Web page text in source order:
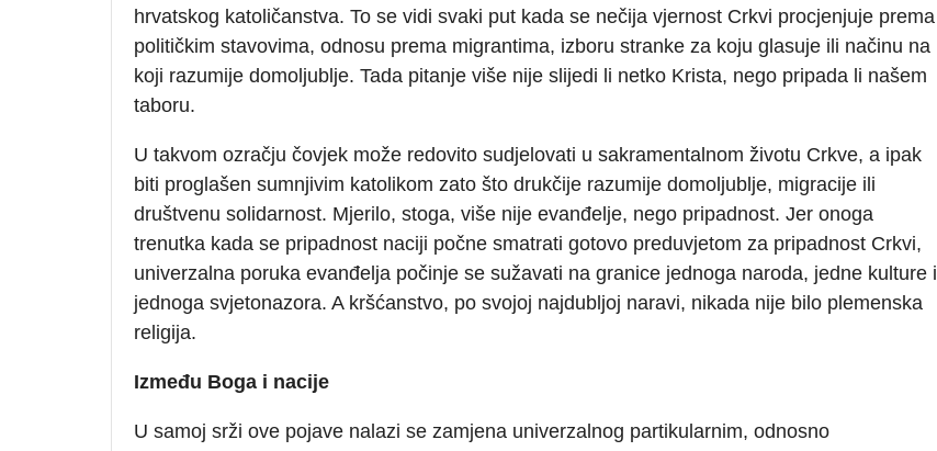
hrvatskog katoličanstva. To se vidi svaki put kada se nečija vjernost Crkvi procjenjuje prema
političkim stavovima, odnosu prema migrantima, izboru stranke za koju glasuje ili načinu na
koji razumije domoljublje. Tada pitanje više nije slijedi li netko Krista, nego pripada li našem
taboru.
U takvom ozračju čovjek može redovito sudjelovati u sakramentalnom životu Crkve, a ipak
biti proglašen sumnjivim katolikom zato što drukčije razumije domoljublje, migracije ili
društvenu solidarnost. Mjerilo, stoga, više nije evanđelje, nego pripadnost. Jer onoga
trenutka kada se pripadnost naciji počne smatrati gotovo preduvjetom za pripadnost Crkvi,
univerzalna poruka evanđelja počinje se sužavati na granice jednoga naroda, jedne kulture i
jednoga svjetonazora. A kršćanstvo, po svojoj najdubljoj naravi, nikada nije bilo plemenska
religija.
Između Boga i nacije
U samoj srži ove pojave nalazi se zamjena univerzalnog partikularnim, odnosno